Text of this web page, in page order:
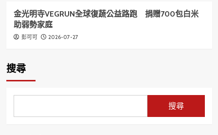
金光明寺VEGRUN全球復蔬公益路跑 捐贈700包白米
助弱勢家庭
彭可可 2026-07-27
搜尋
搜尋